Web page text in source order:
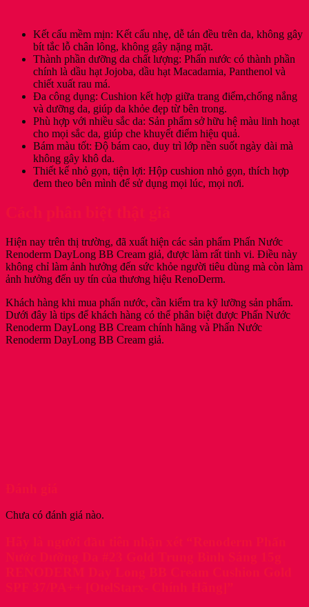
Kết cấu mềm mịn: Kết cấu nhẹ, dễ tán đều trên da, không gây
bít tắc lỗ chân lông, không gây nặng mặt.
Thành phần dưỡng da chất lượng: Phấn nước có thành phần
chính là dầu hạt Jojoba, dầu hạt Macadamia, Panthenol và
chiết xuất rau má.
Đa công dụng: Cushion kết hợp giữa trang điểm,chống nắng
và dưỡng da, giúp da khỏe đẹp từ bên trong.
Phù hợp với nhiều sắc da: Sản phẩm sở hữu hệ màu linh hoạt
cho mọi sắc da, giúp che khuyết điểm hiệu quả.
Bám màu tốt: Độ bám cao, duy trì lớp nền suốt ngày dài mà
không gây khô da.
Thiết kế nhỏ gọn, tiện lợi: Hộp cushion nhỏ gọn, thích hợp
đem theo bên mình để sử dụng mọi lúc, mọi nơi.
Hiện nay trên thị trường, đã xuất hiện các sản phẩm Phấn Nước
Renoderm DayLong BB Cream giả, được làm rất tinh vi. Điều này
không chỉ làm ảnh hưởng đến sức khỏe người tiêu dùng mà còn làm
ảnh hưởng đến uy tín của thương hiệu RenoDerm.
Khách hàng khi mua phấn nước, cần kiểm tra kỹ lưỡng sản phẩm.
Dưới đây là tips để khách hàng có thể phân biệt được Phấn Nước
Renoderm DayLong BB Cream chính hãng và Phấn Nước
Renoderm DayLong BB Cream giả.
Chưa có đánh giá nào.